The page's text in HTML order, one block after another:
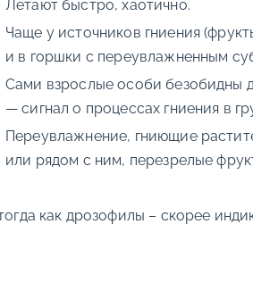
Летают быстро, хаотично.
Чаще у источников гниения
и в горшки с переувлажненным
Сами взрослые особи безобидны
— сигнал о процессах гниения в
Переувлажнение, гниющие
или рядом с ним, перезрелые
как дрозофилы – скорее